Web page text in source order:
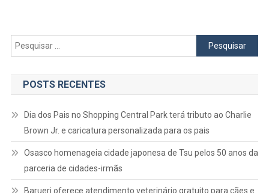
Aumento
Pesquisar
por:
POSTS RECENTES
Dia dos Pais no Shopping Central Park terá tributo ao Charlie
Brown Jr. e caricatura personalizada para os pais
Osasco homenageia cidade japonesa de Tsu pelos 50 anos da
parceria de cidades-irmãs
Barueri oferece atendimento veterinário gratuito para cães e